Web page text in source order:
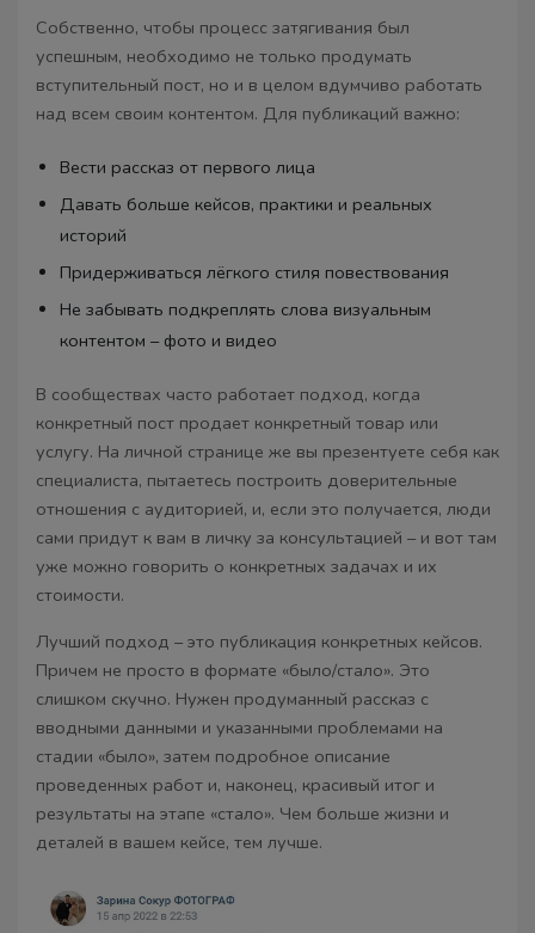
Собственно, чтобы процесс затягивания был
успешным, необходимо не только продумать
вступительный пост, но и в целом вдумчиво работать
над всем своим контентом. Для публикаций важно:
Вести рассказ от первого лица
Давать больше кейсов, практики и реальных
историй
Придерживаться лёгкого стиля повествования
Не забывать подкреплять слова визуальным
контентом – фото и видео
В сообществах часто работает подход, когда
конкретный пост продает конкретный товар или
услугу. На личной странице же вы презентуете себя как
специалиста, пытаетесь построить доверительные
отношения с аудиторией, и, если это получается, люди
сами придут к вам в личку за консультацией – и вот там
уже можно говорить о конкретных задачах и их
стоимости.
Лучший подход – это публикация конкретных кейсов.
Причем не просто в формате «было/стало». Это
слишком скучно. Нужен продуманный рассказ с
вводными данными и указанными проблемами на
стадии «было», затем подробное описание
проведенных работ и, наконец, красивый итог и
результаты на этапе «стало». Чем больше жизни и
деталей в вашем кейсе, тем лучше.